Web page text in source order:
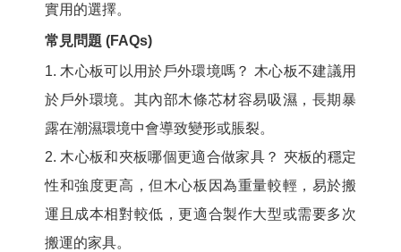
實用的選擇。
常見問題 (FAQs)
1. 木心板可以用於戶外環境嗎？ 木心板不建議用
於戶外環境。其內部木條芯材容易吸濕，長期暴
露在潮濕環境中會導致變形或脹裂。
2. 木心板和夾板哪個更適合做家具？ 夾板的穩定
性和強度更高，但木心板因為重量較輕，易於搬
運且成本相對較低，更適合製作大型或需要多次
搬運的家具。